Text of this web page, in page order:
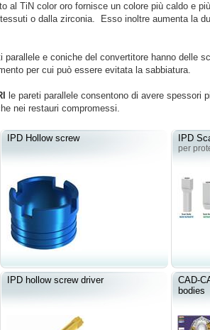
al TiN color oro fornisce un colore più caldo e
o dalla zirconia. Esso inoltre aumenta la
parallele e coniche del convertitore hanno delle
per cui può essere evitata la sabbiatura.
le pareti parallele consentono di avere spessori
nei restauri compromessi.
IPD Hollow screw IPD
per
IPD hollow screw driver
CAD-
bodies